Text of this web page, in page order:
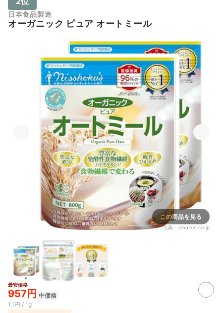
日本食品製造
オーガニック ピュア オートミール
この商品を見る
出典： amazon.co.jp
最安価格
957円 中価格
1.1円 / 1g